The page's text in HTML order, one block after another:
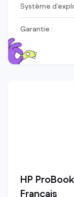
Système
Garantie :
HP
Français